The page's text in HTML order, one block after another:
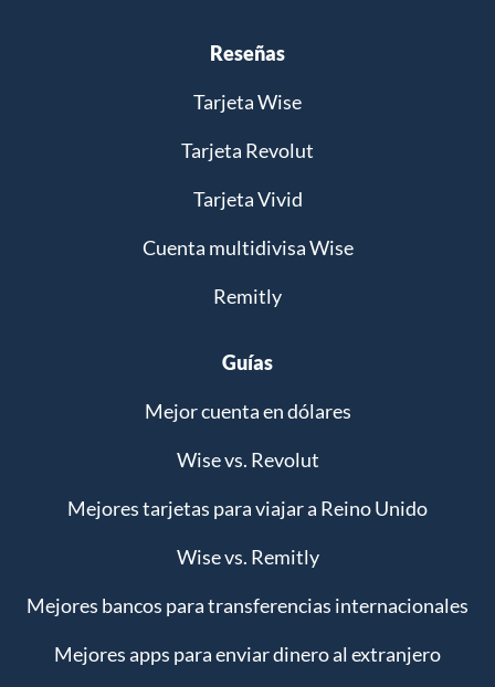
Reseñas
Tarjeta Wise
Tarjeta Revolut
Tarjeta Vivid
Cuenta multidivisa Wise
Remitly
Guías
Mejor cuenta en dólares
Wise vs. Revolut
Mejores tarjetas para viajar a Reino Unido
Wise vs. Remitly
Mejores bancos para transferencias internacionales
Mejores apps para enviar dinero al extranjero